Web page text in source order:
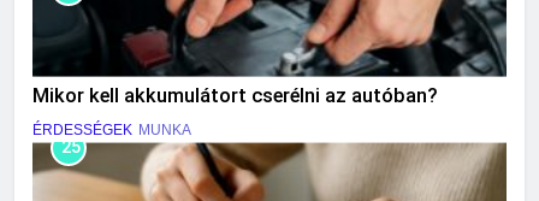
Mikor kell akkumulátort cserélni az autóban?
ÉRDESSÉGEK MUNKA
25